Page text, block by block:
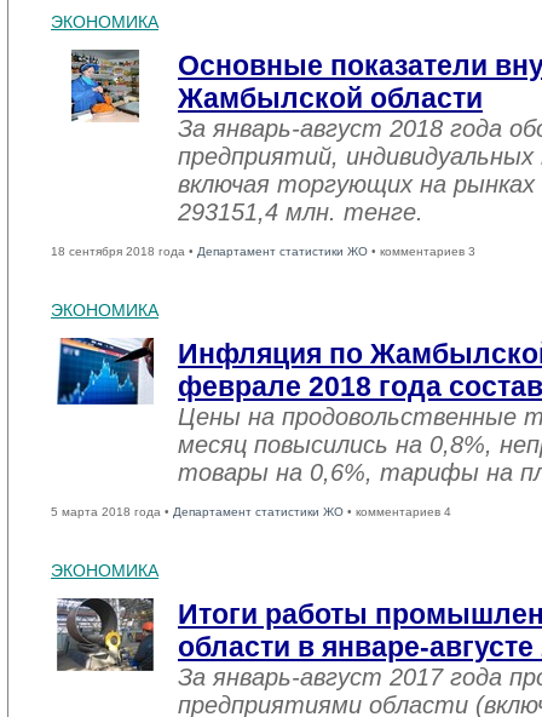
ЭКОНОМИКА
Основные показатели
Жамбылской области
За январь-август 2018 года
предприятий,
включая торгующих на рынках
293151,4 млн. тенге.
18 сентября 2018 года • Департамент статистики ЖО • комментариев 3
ЭКОНОМИКА
Инфляция по
феврале 2018 года
Цены на продовольственные
месяц повысились на 0,8%,
товары на 0,6%, тарифы на
5 марта 2018 года • Департамент статистики ЖО • комментариев 4
ЭКОНОМИКА
Итоги работы
области в январе-августе
За январь-август 2017 года
предприятиями области